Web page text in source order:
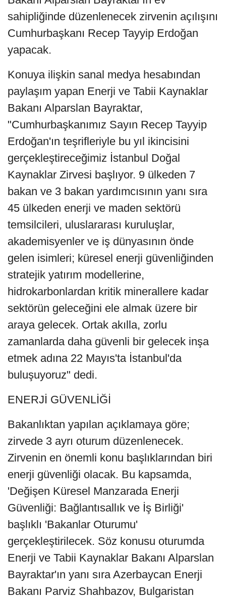
sahipliğinde düzenlenecek zirvenin açılışını
Cumhurbaşkanı Recep Tayyip Erdoğan
yapacak.
Konuya ilişkin sanal medya hesabından
paylaşım yapan Enerji ve Tabii Kaynaklar
Bakanı Alparslan Bayraktar,
"Cumhurbaşkanımız Sayın Recep Tayyip
Erdoğan'ın teşrifleriyle bu yıl ikincisini
gerçekleştireceğimiz İstanbul Doğal
Kaynaklar Zirvesi başlıyor. 9 ülkeden 7
bakan ve 3 bakan yardımcısının yanı sıra
45 ülkeden enerji ve maden sektörü
temsilcileri, uluslararası kuruluşlar,
akademisyenler ve iş dünyasının önde
gelen isimleri; küresel enerji güvenliğinden
stratejik yatırım modellerine,
hidrokarbonlardan kritik minerallere kadar
sektörün geleceğini ele almak üzere bir
araya gelecek. Ortak akılla, zorlu
zamanlarda daha güvenli bir gelecek inşa
etmek adına 22 Mayıs'ta İstanbul'da
buluşuyoruz" dedi.
ENERJİ GÜVENLİĞİ
Bakanlıktan yapılan açıklamaya göre;
zirvede 3 ayrı oturum düzenlenecek.
Zirvenin en önemli konu başlıklarından biri
enerji güvenliği olacak. Bu kapsamda,
'Değişen Küresel Manzarada Enerji
Güvenliği: Bağlantısallık ve İş Birliği'
başlıklı 'Bakanlar Oturumu'
gerçekleştirilecek. Söz konusu oturumda
Enerji ve Tabii Kaynaklar Bakanı Alparslan
Bayraktar'ın yanı sıra Azerbaycan Enerji
Bakanı Parviz Shahbazov, Bulgaristan